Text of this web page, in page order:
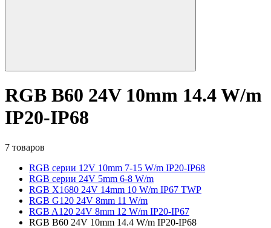
RGB B60 24V 10mm 14.4 W/m
IP20-IP68
7 товаров
RGB серии 12V 10mm 7-15 W/m IP20-IP68
RGB серии 24V 5mm 6-8 W/m
RGB X1680 24V 14mm 10 W/m IP67 TWP
RGB G120 24V 8mm 11 W/m
RGB A120 24V 8mm 12 W/m IP20-IP67
RGB B60 24V 10mm 14.4 W/m IP20-IP68